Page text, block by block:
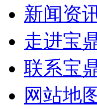
新闻资
走进宝
联系宝
网站地